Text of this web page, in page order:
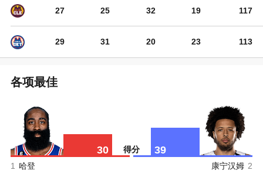
27
29
25
31
32
20
19
23
14
10
117
113
各项最佳
30
1 哈登
得分 39
康宁汉姆 2